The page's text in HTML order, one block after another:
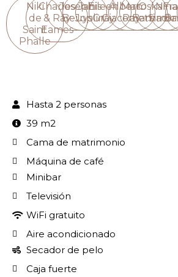
Niki
de
Saint
Phalle
Charles
& Ray
Eames
Joseph
Beuys
Janis
Joplin
Eileen
Gray
Alberto
Giacometti
Man
Ray
Oskar
Barnack
Nina
Hasta 2 personas
39 m2
Cama de matrimonio
Máquina de café
Minibar
Televisión
WiFi gratuito
Aire acondicionado
Secador de pelo
Caja fuerte